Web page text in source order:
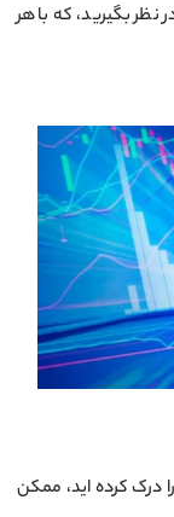
نظر بگیرید، که با هر
اکنون که مفهوم سیستم شرط بندی Martingale را درک کرده اید، ممکن